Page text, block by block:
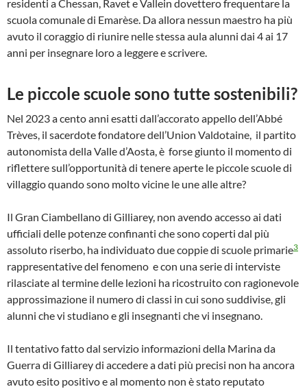
residenti a Chessan, Ravet e Vallein dovettero frequentare la
scuola comunale di Emarèse. Da allora nessun maestro ha più
avuto il coraggio di riunire nelle stessa aula alunni dai 4 ai 17
anni per insegnare loro a leggere e scrivere.
Le piccole scuole sono tutte sostenibili?
Nel 2023 a cento anni esatti dall’accorato appello dell’Abbé
Trèves, il sacerdote fondatore dell’Union Valdotaine, il partito
autonomista della Valle d’Aosta, è forse giunto il momento di
riflettere sull’opportunità di tenere aperte le piccole scuole di
villaggio quando sono molto vicine le une alle altre?
Il Gran Ciambellano di Gilliarey, non avendo accesso ai dati
ufficiali delle potenze confinanti che sono coperti dal più
assoluto riserbo, ha individuato due coppie di scuole primarie3
rappresentative del fenomeno e con una serie di interviste
rilasciate al termine delle lezioni ha ricostruito con ragionevole
approssimazione il numero di classi in cui sono suddivise, gli
alunni che vi studiano e gli insegnanti che vi insegnano.
Il tentativo fatto dal servizio informazioni della Marina da
Guerra di Gilliarey di accedere a dati più precisi non ha ancora
avuto esito positivo e al momento non è stato reputato